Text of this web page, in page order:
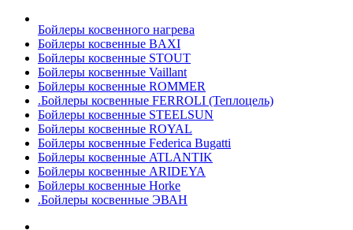
Бойлеры косвенного нагрева
Бойлеры косвенные BAXI
Бойлеры косвенные STOUT
Бойлеры косвенные Vaillant
Бойлеры косвенные ROMMER
.Бойлеры косвенные FERROLI (Теплоцель)
Бойлеры косвенные STEELSUN
Бойлеры косвенные ROYAL
Бойлеры косвенные Federica Bugatti
Бойлеры косвенные ATLANTIK
Бойлеры косвенные ARIDEYA
Бойлеры косвенные Horke
.Бойлеры косвенные ЭВАН